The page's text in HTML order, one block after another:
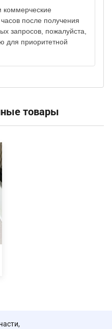
после получения
запросов, пожалуйста,
для приоритетной
товары‌